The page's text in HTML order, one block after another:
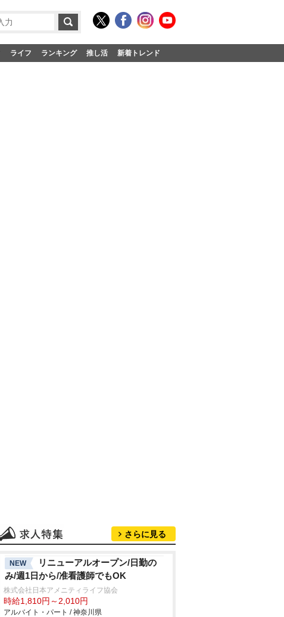
ライフ ランキング 推し活 新着トレンド
さらに見る
NEW
リニューアルオープン/日勤の
み/週1日から/准看護師でもOK
株式会社日本アメニティライフ協会
時給1,810円～2,010円
アルバイト・パート / 神奈川県